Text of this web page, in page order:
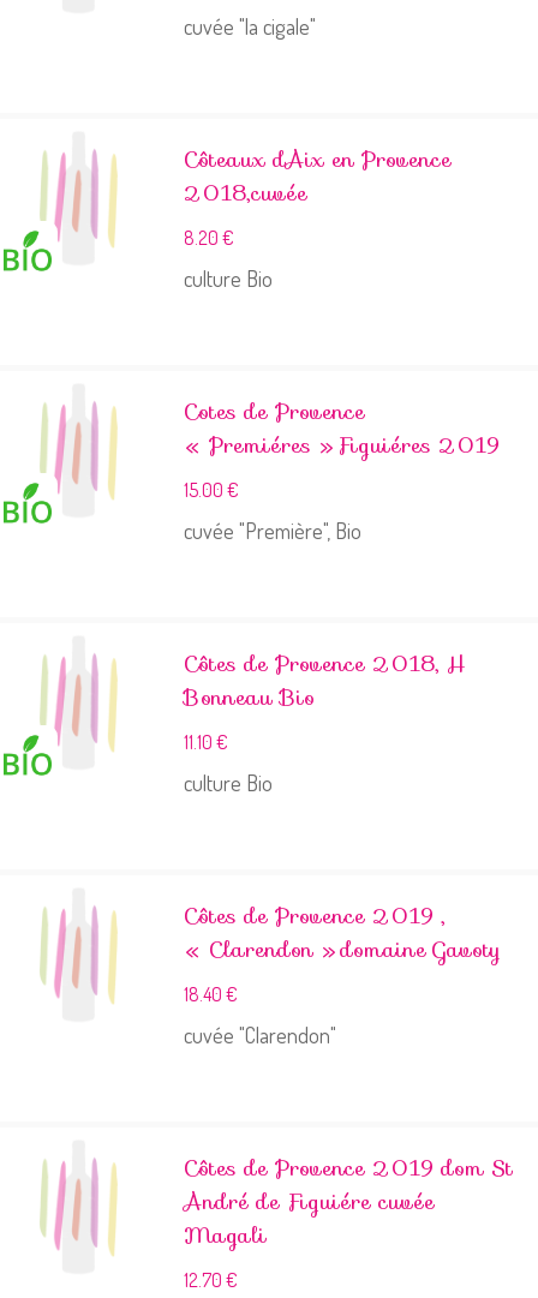
cuvée "la cigale"
Côteaux dAix en Provence
2018,cuvée
8.20€
culture Bio
Cotes de Provence
« Premiéres » Figuiéres 2019
15.00€
cuvée "Première", Bio
Côtes de Provence 2018, H
Bonneau Bio
11.10€
culture Bio
Côtes de Provence 2019 ,
« Clarendon » domaine Gavoty
18.40€
cuvée "Clarendon"
Côtes de Provence 2019 dom St
André de Figuiére cuvée
Magali
12.70€